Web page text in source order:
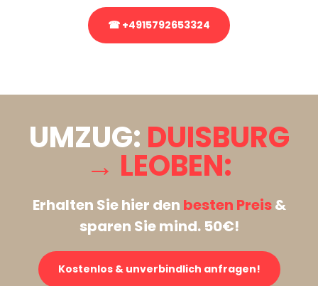
☎ +4915792653324
UMZUG: DUISBURG
→ LEOBEN:
Erhalten Sie hier den besten Preis&
sparen Sie mind. 50€!
Kostenlos & unverbindlich anfragen!